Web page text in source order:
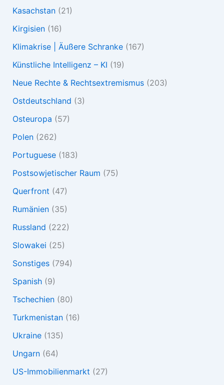
Kasachstan(21)
Kirgisien(16)
Klimakrise | Äußere Schranke(167)
Künstliche Intelligenz – KI (19)
Neue Rechte & Rechtsextremismus(203)
Ostdeutschland (3)
Osteuropa (57)
Polen(262)
Portuguese(183)
Postsowjetischer Raum (75)
Querfront (47)
Rumänien(35)
Russland (222)
Slowakei (25)
Sonstiges(794)
Spanish(9)
Tschechien(80)
Turkmenistan(16)
Ukraine(135)
Ungarn(64)
US-Immobilienmarkt (27)